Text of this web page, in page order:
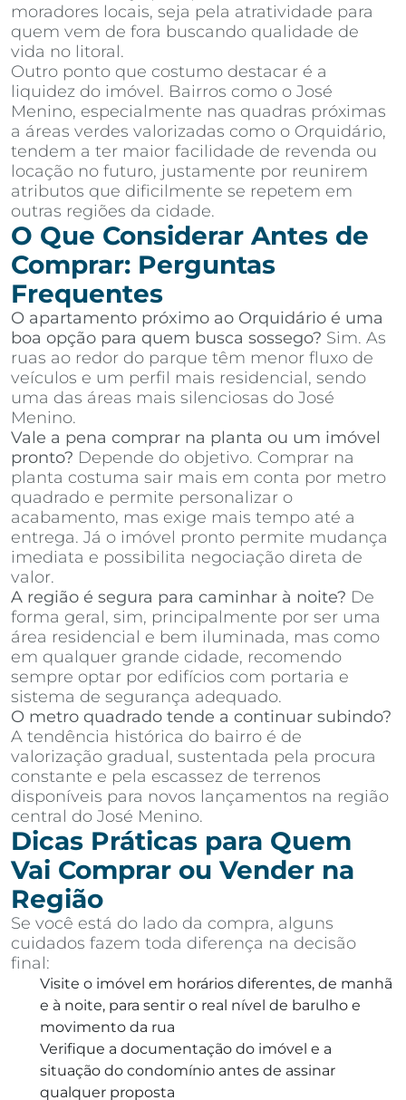
moradores locais, seja pela atratividade para
quem vem de fora buscando qualidade de
vida no litoral.
Outro ponto que costumo destacar é a
liquidez do imóvel. Bairros como o José
Menino, especialmente nas quadras próximas
a áreas verdes valorizadas como o Orquidário,
tendem a ter maior facilidade de revenda ou
locação no futuro, justamente por reunirem
atributos que dificilmente se repetem em
outras regiões da cidade.
O Que Considerar Antes de
Comprar: Perguntas
Frequentes
O apartamento próximo ao Orquidário é uma
boa opção para quem busca sossego? Sim. As
ruas ao redor do parque têm menor fluxo de
veículos e um perfil mais residencial, sendo
uma das áreas mais silenciosas do José
Menino.
Vale a pena comprar na planta ou um imóvel
pronto? Depende do objetivo. Comprar na
planta costuma sair mais em conta por metro
quadrado e permite personalizar o
acabamento, mas exige mais tempo até a
entrega. Já o imóvel pronto permite mudança
imediata e possibilita negociação direta de
valor.
A região é segura para caminhar à noite? De
forma geral, sim, principalmente por ser uma
área residencial e bem iluminada, mas como
em qualquer grande cidade, recomendo
sempre optar por edifícios com portaria e
sistema de segurança adequado.
O metro quadrado tende a continuar subindo?
A tendência histórica do bairro é de
valorização gradual, sustentada pela procura
constante e pela escassez de terrenos
disponíveis para novos lançamentos na região
central do José Menino.
Dicas Práticas para Quem
Vai Comprar ou Vender na
Região
Se você está do lado da compra, alguns
cuidados fazem toda diferença na decisão
final:
Visite o imóvel em horários diferentes, de manhã
e à noite, para sentir o real nível de barulho e
movimento da rua
Verifique a documentação do imóvel e a
situação do condomínio antes de assinar
qualquer proposta